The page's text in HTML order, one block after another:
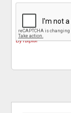
Звездный матч:
Мамаев и Кокорин
против сотрудников
Бутырки